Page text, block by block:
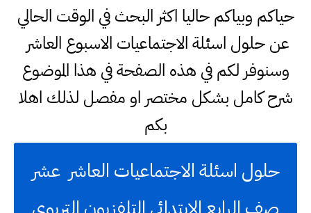
حياكم وبياكم حاليا اكثر البحث في الوقت الحالي
عن حلول اسئلة الاجتماعيات الاسبوع العاشر
وسنوفر لكم في هذه الصفحة في هذا الموضوع
شرح كامل بشكل مختصر او مفصل لذلك اهلا
بكم
حلول اسئلة الاجتماعيات العاشر عشر